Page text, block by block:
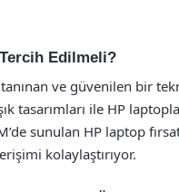
Edilmeli?
ve güvenilen bir
şık tasarımları ile HP
sunulan HP laptop
kolaylaştırıyor.